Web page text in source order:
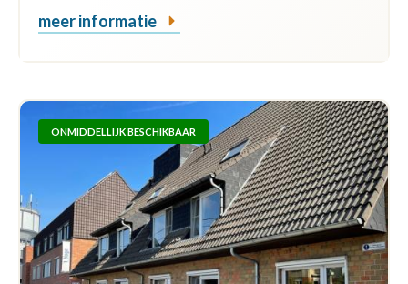
meer informatie
ONMIDDELLIJK BESCHIKBAAR